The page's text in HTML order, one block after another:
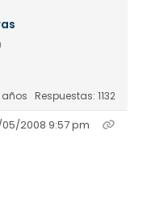
Respuestas: 1132
05/2008 9:57 pm